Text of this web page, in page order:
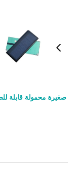
صغيرة محمولة قابلة